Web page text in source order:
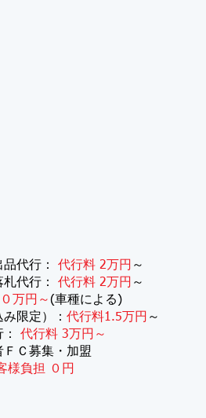
代行： 代行料 2万円 ～
代行： 代行料 2万円 ～
万円～(車種による)
限定）： 代行料1.5万円 ～
代行料 3万円～
ＦＣ募集・加盟
様負担 ０円